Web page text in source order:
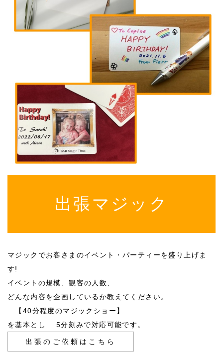
出張マジック
マジックでお客さまのイベント・パーティーを盛り上げま
す!
イベントの規模、観客の人数、
どんな内容を企画しているか教えてください。
【40分程度のマジックショー】
を基本とし 5分刻みで対応可能です。
出張のご依頼はこちら